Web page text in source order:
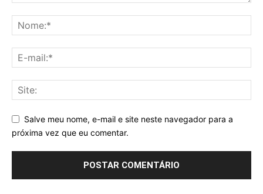
Salve meu nome, e-mail e site neste navegador para a
próxima vez que eu comentar.